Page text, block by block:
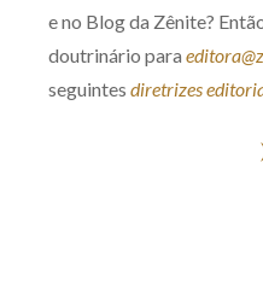
e no Blog da Zênite?
doutrinário para
seguintes diretrizes